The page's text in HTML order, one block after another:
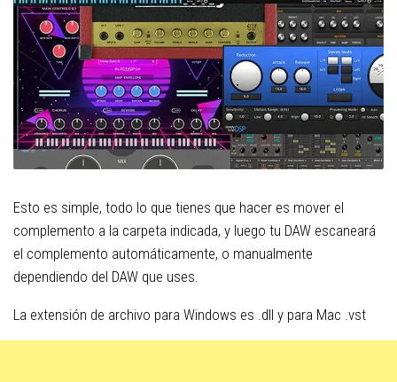
Esto es simple, todo lo que tienes que hacer es mover el
complemento a la carpeta indicada, y luego tu DAW escaneará
el complemento automáticamente, o manualmente
dependiendo del DAW que uses.
La extensión de archivo para Windows es .dll y para Mac .vst